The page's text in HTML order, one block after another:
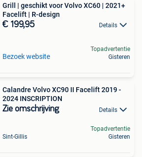
Grill | geschikt voor Volvo XC60 | 2021+
Facelift | R-design
€ 199,95 Details
Bezoek website
Topadvertentie
Gisteren
Calandre Volvo XC90 II Facelift 2019 -
2024 INSCRIPTION
Zie omschrijving Details
Sint-Gillis
Topadvertentie
Gisteren